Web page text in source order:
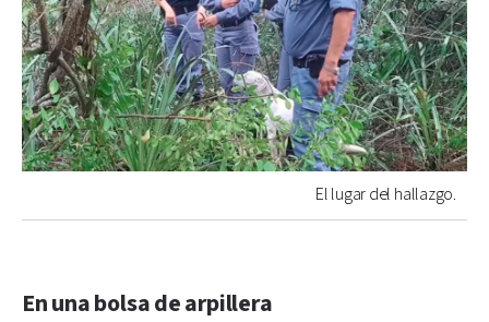
El lugar del hallazgo.
En una bolsa de arpillera